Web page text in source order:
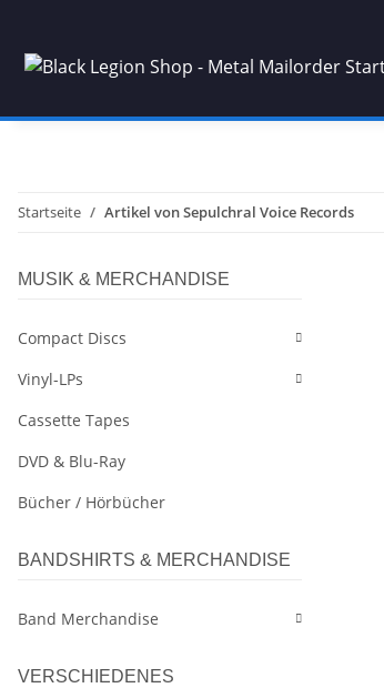
Startseite Artikel von Sepulchral Voice Records
MUSIK & MERCHANDISE
Compact Discs
Vinyl-LPs
Cassette Tapes
DVD & Blu-Ray
Bücher / Hörbücher
BANDSHIRTS & MERCHANDISE
Band Merchandise
VERSCHIEDENES